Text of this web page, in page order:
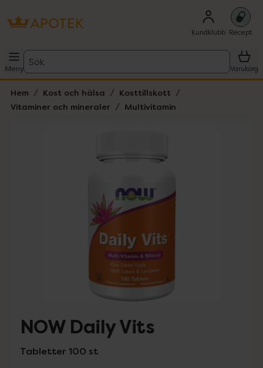
Kundklubb Recept
Meny
Sök
Varukorg
Hem Kost och hälsa
Kosttillskott
Vitaminer och mineraler
Multivitamin
NOW Daily Vits
Tabletter 100 st